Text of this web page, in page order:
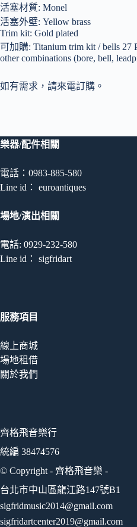
活塞材質: Monel
活塞外壁: Yellow brass
Trim kit: Gold plated
可加購: Titanium trim kit / bells 27
other combinations (bore, bell,
如有需求，請來電訂購。
樂器/配件相關
電話：0983-885-580
Line id： euroantiques
場地/演出相關
電話: 0929-232-580
Line id： sigfridart
服務項目
線上商城
場地租借
關於我們
齊格飛音樂行
統編 38474576
© Copyright - 齊格飛音樂 -
台北市中山區龍江路147號B1
sigfridmusic2014@gmail.com
sigfridartcenter2019@gmail.com